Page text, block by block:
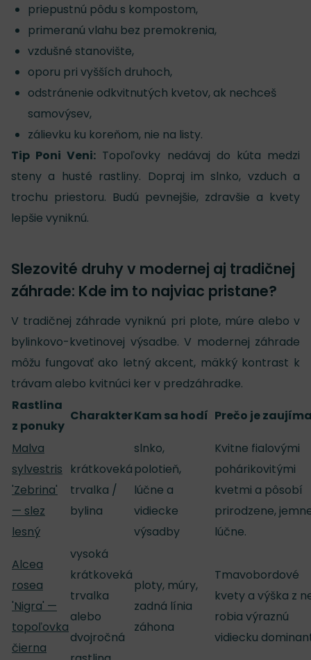
priepustnú pôdu s kompostom,
primeranú vlahu bez premokrenia,
vzdušné stanovište,
oporu pri vyšších druhoch,
odstránenie odkvitnutých kvetov, ak nechceš
samovýsev,
zálievku ku koreňom, nie na listy.
Tip Poni Veni: Topoľovky nedávaj do kúta medzi
steny a husté rastliny. Dopraj im slnko, vzduch a
trochu priestoru. Budú pevnejšie, zdravšie a kvety
lepšie vyniknú.
Slezovité druhy v modernej aj tradičnej
záhrade: Kde im to najviac pristane?
V tradičnej záhrade vyniknú pri plote, múre alebo v
bylinkovo-kvetinovej výsadbe. V modernej záhrade
môžu fungovať ako letný akcent, mäkký kontrast k
trávam alebo kvitnúci ker v predzáhradke.
Rastlina
z ponuky
CharakterKam sa hodí Prečo je
Malva
sylvestris
'Zebrina'
— slez
lesný
krátkoveká
trvalka /
bylina
slnko,
polotieň,
lúčne a
vidiecke
výsadby
Kvitne fialovými
pohárikovitými
kvetmi a pôsobí
prirodzene,
lúčne.
Alcea
rosea
'Nigra' —
topoľovka
čierna
vysoká
krátkoveká
trvalka
alebo
dvojročná
ploty, múry,
zadná línia
záhona
Tmavobordové
kvety a výška z
robia výraznú
vidiecku